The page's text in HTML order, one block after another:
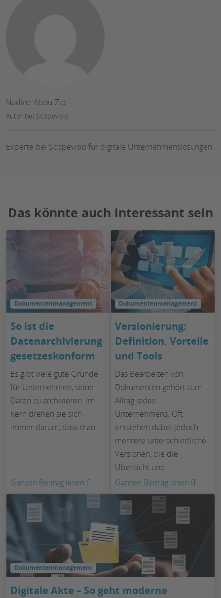
Nadine Abou-Zid
Autor bei Scopevisio
Experte bei Scopevisio für digitale Unternehmenslösungen.
Das könnte auch interessant sein
Dokumentenmanagement
So ist die
Datenarchivierung
gesetzeskonform
Es gibt viele gute Gründe
für Unternehmen, seine
Daten zu archivieren. Im
Kern drehen sie sich
immer darum, dass man…
Ganzen Beitrag lesen
So
ist
die
Datenarchivierung
gesetzeskonform
Dokumentenmanagement
Versionierung:
Definition, Vorteile
und Tools
Das Bearbeiten von
Dokumenten gehört zum
Alltag jedes
Unternehmens. Oft
entstehen dabei jedoch
mehrere unterschiedliche
Versionen, die die
Übersicht und…
Ganzen Beitrag lesen
Dokumentenmanagement
Digitale Akte – So geht moderne